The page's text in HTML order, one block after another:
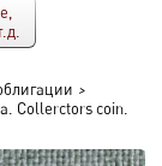
>
Collerctors coin.